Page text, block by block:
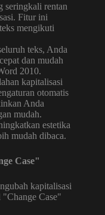
seringkali rentan
Fitur ini
mengikuti
teks, Anda
dan mudah
2010.
kapitalisasi
otomatis
Anda
mudah.
estetika
mudah dibaca.
Case"
kapitalisasi
Case"